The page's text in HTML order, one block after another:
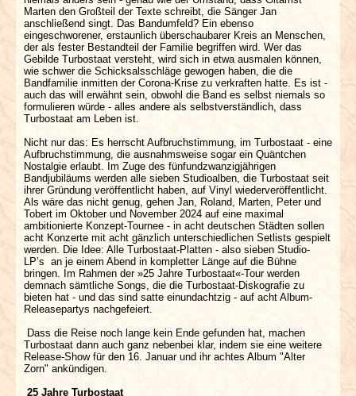
Marten den Großteil der Texte schreibt, die Sänger Jan
anschließend singt. Das Bandumfeld? Ein ebenso
eingeschworener, erstaunlich überschaubarer Kreis an Menschen,
der als fester Bestandteil der Familie begriffen wird. Wer das
Gebilde Turbostaat versteht, wird sich in etwa ausmalen können,
wie schwer die Schicksalsschläge gewogen haben, die die
Bandfamilie inmitten der Corona-Krise zu verkraften hatte. Es ist -
auch das will erwähnt sein, obwohl die Band es selbst niemals so
formulieren würde - alles andere als selbstverständlich, dass
Turbostaat am Leben ist.
Nicht nur das: Es herrscht Aufbruchstimmung, im Turbostaat - eine
Aufbruchstimmung, die ausnahmsweise sogar ein Quäntchen
Nostalgie erlaubt. Im Zuge des fünfundzwanzigjährigen
Bandjubiläums werden alle sieben Studioalben, die Turbostaat seit
ihrer Gründung veröffentlicht haben, auf Vinyl wiederveröffentlicht.
Als wäre das nicht genug, gehen Jan, Roland, Marten, Peter und
Tobert im Oktober und November 2024 auf eine maximal
ambitionierte Konzept-Tournee - in acht deutschen Städten sollen
acht Konzerte mit acht gänzlich unterschiedlichen Setlists gespielt
werden. Die Idee: Alle Turbostaat-Platten - also sieben Studio-
LP’s an je einem Abend in kompletter Länge auf die Bühne
bringen. Im Rahmen der »25 Jahre Turbostaat«-Tour werden
demnach sämtliche Songs, die die Turbostaat-Diskografie zu
bieten hat - und das sind satte einundachtzig - auf acht Album-
Releasepartys nachgefeiert.
Dass die Reise noch lange kein Ende gefunden hat, machen
Turbostaat dann auch ganz nebenbei klar, indem sie eine weitere
Release-Show für den 16. Januar und ihr achtes Album "Alter
Zorn" ankündigen.
25 Jahre Turbostaat